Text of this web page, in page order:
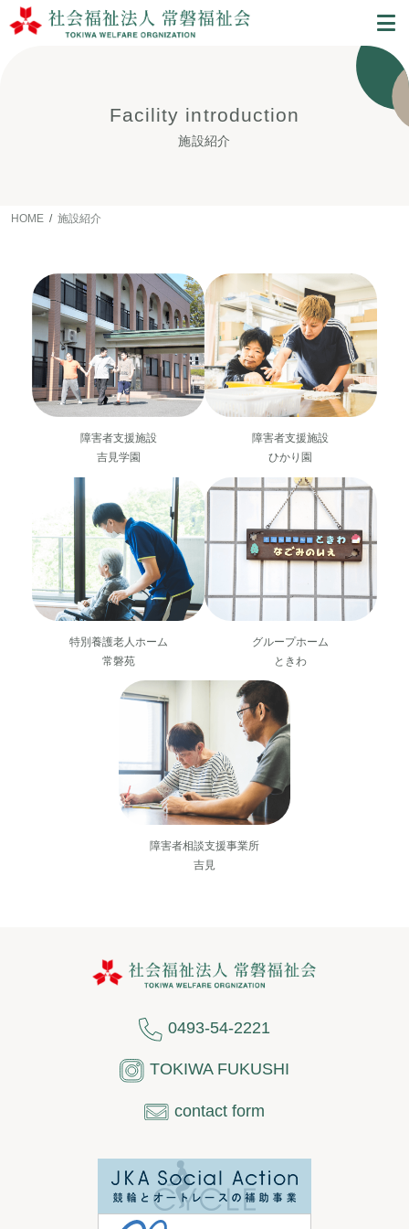
Facility introduction
施設紹介
HOME 施設紹介
障害者支援施設
吉見学園
障害者支援施設
ひかり園
特別養護老人ホーム
常磐苑
グループホーム
ときわ
障害者相談支援事業所
吉見
0493-54-2221
TOKIWA FUKUSHI
contact form